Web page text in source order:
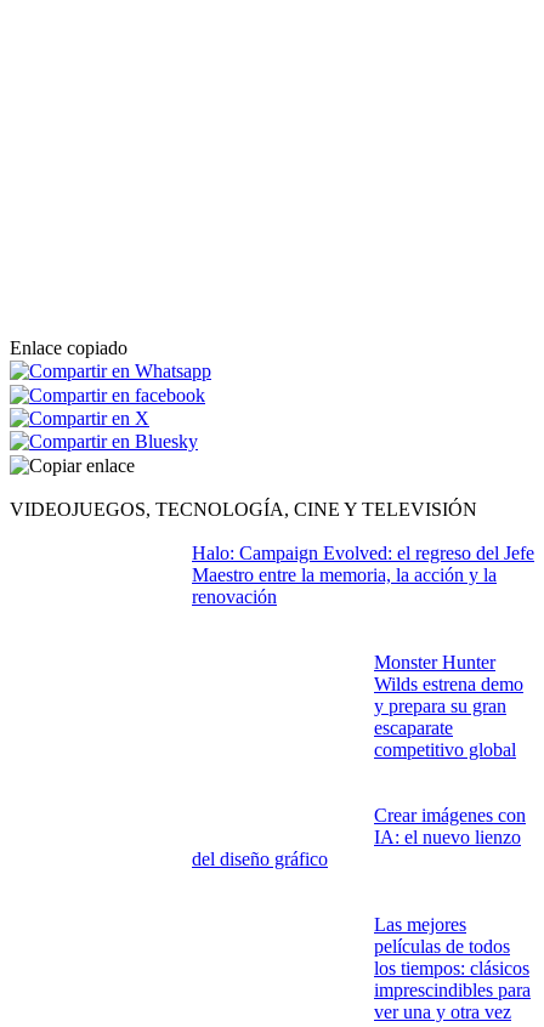
Enlace copiado
VIDEOJUEGOS, TECNOLOGÍA, CINE Y TELEVISIÓN
Halo: Campaign Evolved: el regreso del Jefe
Maestro entre la memoria, la acción y la
renovación
Monster Hunter
Wilds estrena demo
y prepara su gran
escaparate
competitivo global
Crear imágenes con
IA: el nuevo lienzo
del diseño gráfico
Las mejores
películas de todos
los tiempos: clásicos
imprescindibles para
ver una y otra vez